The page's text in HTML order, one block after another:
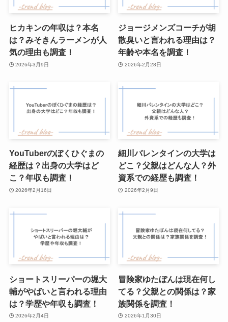
ヒカキンの年収は？本名
は？みそきんラーメンが人
気の理由も調査！
2026年3月9日
ジョージメンズコーチが胡
散臭いと言われる理由は？
年齢や本名を調査！
2026年2月28日
YouTuberのぼくひぐまの
経歴は？出身の大学はど
こ？年収も調査！
2026年2月16日
細川バレンタインの大学は
どこ？父親はどんな人？外
資系での経歴も調査！
2026年2月9日
ショートスリーパーの堀大
輔がやばいと言われる理由
は？学歴や年収も調査！
2026年2月4日
冒険家ゆたぼんは現在何し
てる？父親との関係は？家
族関係を調査！
2026年1月30日